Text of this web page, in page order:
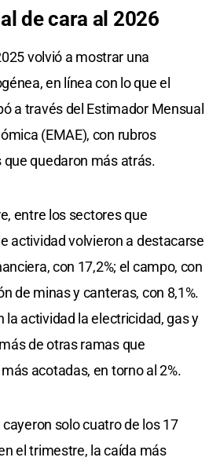
de cara al 2026
volvió a mostrar una
en línea con lo que el
a través del Estimador Mensual
(EMAE), con rubros
quedaron más atrás.
entre los sectores que
actividad volvieron a destacarse
con 17,2%; el campo, con
de minas y canteras, con 8,1%.
la actividad la electricidad, gas y
de otras ramas que
acotadas, en torno al 2%.
solo cuatro de los 17
el trimestre, la caída más